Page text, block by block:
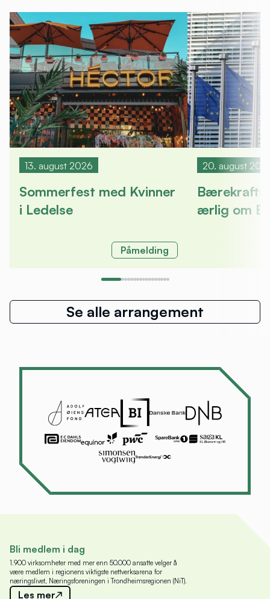
13. august 2026
Sommerfest med Kvinner
i Ledelse
Påmelding
20. august
ærlig om
Se alle arrangement
Bli medlem i dag
1.900 virksomheter med mer enn 50.000 ansatte velger å
være medlem i regionens viktigste nettverksarena for
næringslivet, Næringsforeningen i Trondheimsregionen (NiT).
Les mer